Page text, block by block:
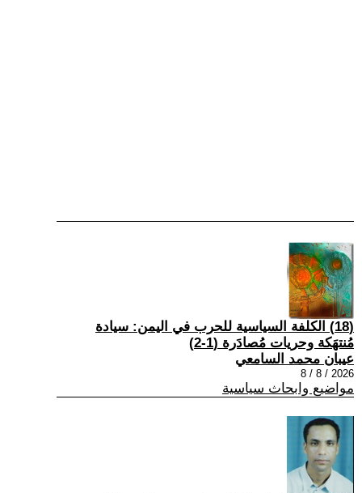
(18) الكلفة السياسية للحرب في اليمن: سيادة
مُنتهَكة وحريات مُصادَرة (1-2)
عيبان محمد السامعي
2026 / 8 / 8
مواضيع وابحاث سياسية